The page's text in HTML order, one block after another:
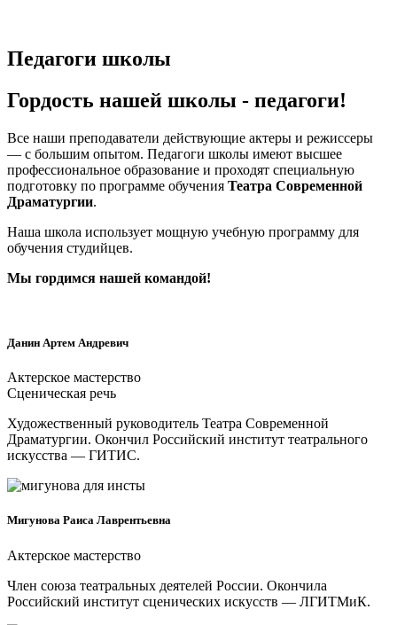
Педагоги школы
Гордость нашей школы - педагоги!
Все наши преподаватели действующие актеры и режиссеры
— с большим опытом. Педагоги школы имеют высшее
профессиональное образование и проходят специальную
подготовку по программе обучения Театра Современной
Драматургии.
Наша школа использует мощную учебную программу для
обучения студийцев.
Мы гордимся нашей командой!
Данин Артем Андревич
Актерское мастерство
Сценическая речь
Художественный руководитель Театра Современной
Драматургии. Окончил Российский институт театрального
искусства — ГИТИС.
Мигунова Раиса Лаврентьевна
Актерское мастерство
Член союза театральных деятелей России. Окончила
Российский институт сценических искусств — ЛГИТМиК.